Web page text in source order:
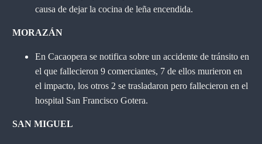
causa de dejar la cocina de leña encendida.
MORAZÁN
En Cacaopera se notifica sobre un accidente de tránsito en
el que fallecieron 9 comerciantes, 7 de ellos murieron en
el impacto, los otros 2 se trasladaron pero fallecieron en el
hospital San Francisco Gotera.
SAN MIGUEL